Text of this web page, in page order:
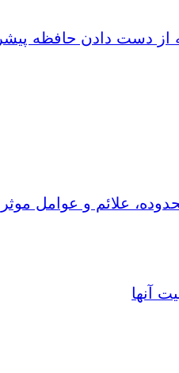
از دست دادن حافظه
علائم و عوامل موثر
آنها